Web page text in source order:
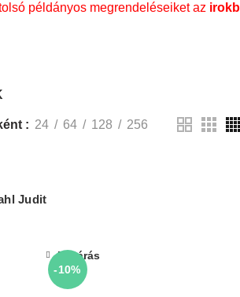
példányos megrendeléseiket az
24 64 128 256
Judit
-10%
Bezárás